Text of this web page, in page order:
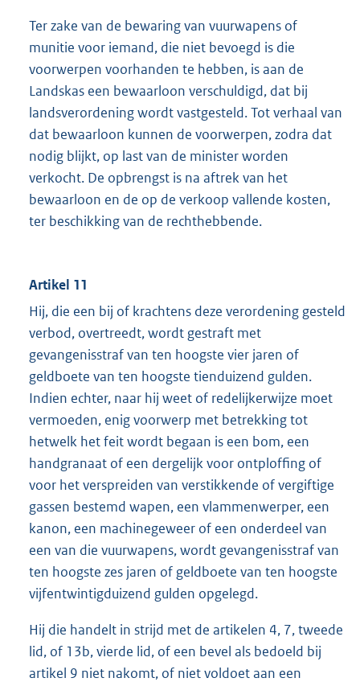
Ter zake van de bewaring van vuurwapens of
munitie voor iemand, die niet bevoegd is die
voorwerpen voorhanden te hebben, is aan de
Landskas een bewaarloon verschuldigd, dat bij
landsverordening wordt vastgesteld. Tot verhaal van
dat bewaarloon kunnen de voorwerpen, zodra dat
nodig blijkt, op last van de minister worden
verkocht. De opbrengst is na aftrek van het
bewaarloon en de op de verkoop vallende kosten,
ter beschikking van de rechthebbende.
Artikel 11
Hij, die een bij of krachtens deze verordening gesteld
verbod, overtreedt, wordt gestraft met
gevangenisstraf van ten hoogste vier jaren of
geldboete van ten hoogste tienduizend gulden.
Indien echter, naar hij weet of redelijkerwijze moet
vermoeden, enig voorwerp met betrekking tot
hetwelk het feit wordt begaan is een bom, een
handgranaat of een dergelijk voor ontploffing of
voor het verspreiden van verstikkende of vergiftige
gassen bestemd wapen, een vlammenwerper, een
kanon, een machinegeweer of een onderdeel van
een van die vuurwapens, wordt gevangenisstraf van
ten hoogste zes jaren of geldboete van ten hoogste
vijfentwintigduizend gulden opgelegd.
Hij die handelt in strijd met de artikelen 4, 7, tweede
lid, of 13b, vierde lid, of een bevel als bedoeld bij
artikel 9 niet nakomt, of niet voldoet aan een